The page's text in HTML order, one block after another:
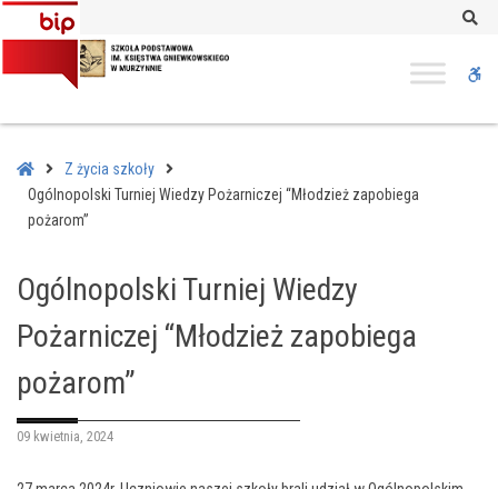
–
Ogólnopolski
zapobiega
pożarom”
HomeZ życia szkoły
Ogólnopolski Turniej Wiedzy Pożarniczej “Młodzież zapobiega
pożarom”
Ogólnopolski Turniej Wiedzy
Pożarniczej “Młodzież zapobiega
pożarom”
09 kwietnia, 2024